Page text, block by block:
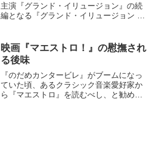
主演『グランド・イリュージョン』の続
編となる『グランド・イリュージョン 見
禁となった。あの天才魔法使いが今度は
天才エンジニ...
映画『マエストロ！』の慰撫され
る後味
『のだめカンタービレ』がブームになっ
ていた頃、あるクラシック音楽愛好家か
ら『マエストロ』を読むべし、と勧めら